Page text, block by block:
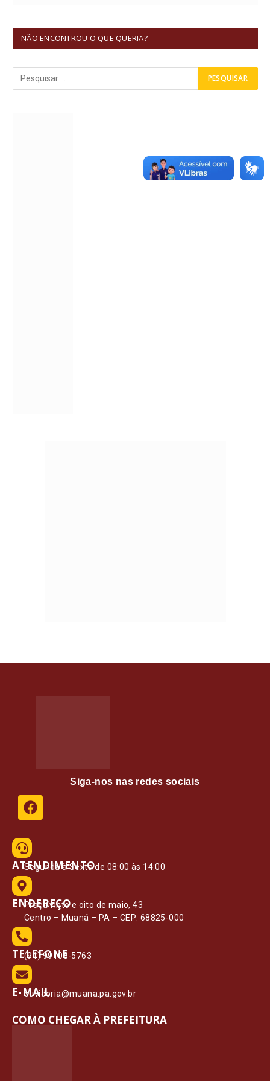
NÃO ENCONTROU O QUE QUERIA?
Siga-nos nas redes sociais
ATENDIMENTO
Segunda à Sexta de 08:00 às 14:00
ENDEREÇO
Praça vinte e oito de maio, 43
Centro – Muaná – PA – CEP: 68825-000
TELEFONE
(91) 99108-5763
E-MAIL
ouvidoria@muana.pa.gov.br
COMO CHEGAR À PREFEITURA